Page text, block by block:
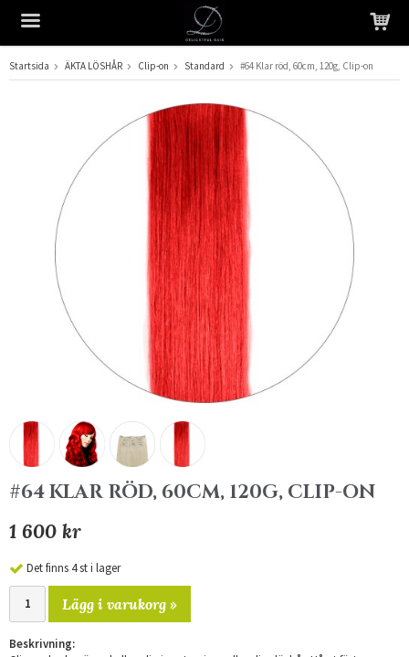
Produkten har blivit tillagd i varukorgen
Startsida ÄKTA LÖSHÅR Clip-on Standard #64 Klar röd, 60cm, 120g, Clip-on
#64 KLAR RÖD, 60CM, 120G, CLIP-ON
1 600 kr
Det finns 4 st i lager
Lägg i varukorg »
Beskrivning: